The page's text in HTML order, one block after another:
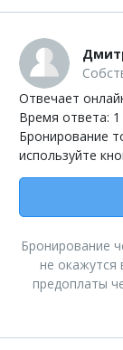
Отвечает
Время ответа: 1
Бронирование
используйте
Бронирование
не окажутся
предоплаты